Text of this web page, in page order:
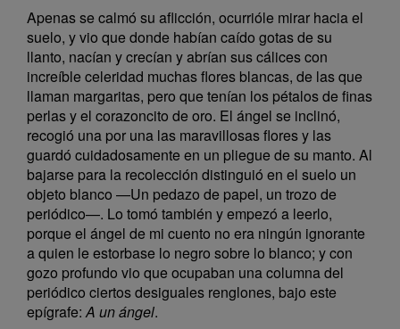
Apenas se calmó su aflicción, ocurrióle mirar hacia el
suelo, y vio que donde habían caído gotas de su
llanto, nacían y crecían y abrían sus cálices con
increíble celeridad muchas flores blancas, de las que
llaman margaritas, pero que tenían los pétalos de finas
perlas y el corazoncito de oro. El ángel se inclinó,
recogió una por una las maravillosas flores y las
guardó cuidadosamente en un pliegue de su manto. Al
bajarse para la recolección distinguió en el suelo un
objeto blanco —Un pedazo de papel, un trozo de
periódico—. Lo tomó también y empezó a leerlo,
porque el ángel de mi cuento no era ningún ignorante
a quien le estorbase lo negro sobre lo blanco; y con
gozo profundo vio que ocupaban una columna del
periódico ciertos desiguales renglones, bajo este
epígrafe:A un ángel.